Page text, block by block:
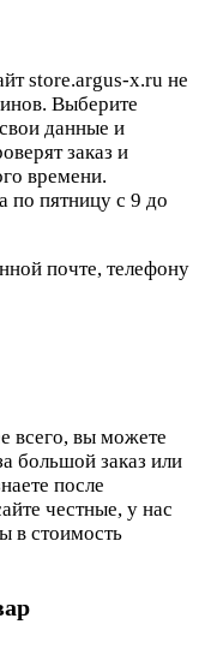
store.argus-x.ru не
Выберите
данные и
заказ и
времени.
по пятницу с 9 до
почте, телефону
всего, вы можете
большой заказ или
после
честные, у нас
в стоимость